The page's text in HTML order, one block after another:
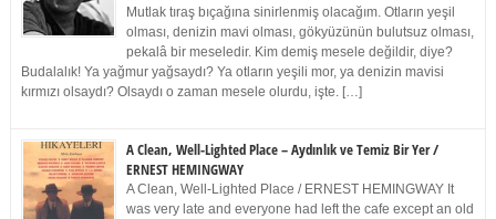
Mutlak tıraş bıçağına sinirlenmiş olacağım. Otların yeşil
olması, denizin mavi olması, gökyüzünün bulutsuz olması,
pekalâ bir meseledir. Kim demiş mesele değildir, diye?
Budalalık! Ya yağmur yağsaydı? Ya otların yeşili mor, ya denizin mavisi
kırmızı olsaydı? Olsaydı o zaman mesele olurdu, işte. […]
A Clean, Well-Lighted Place – Aydınlık ve Temiz Bir Yer /
ERNEST HEMINGWAY
A Clean, Well-Lighted Place / ERNEST HEMINGWAY It
was very late and everyone had left the cafe except an old